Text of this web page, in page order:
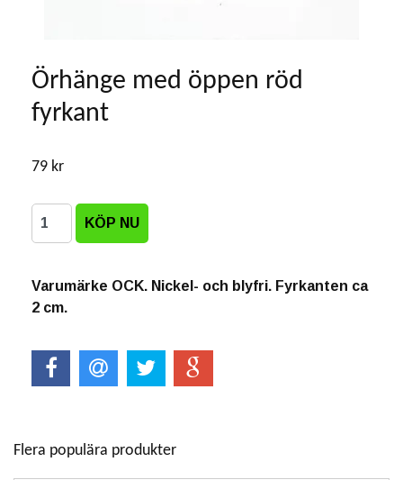
Örhänge med öppen röd
fyrkant
79 kr
Varumärke OCK. Nickel- och blyfri. Fyrkanten ca
2 cm.
Flera populära produkter